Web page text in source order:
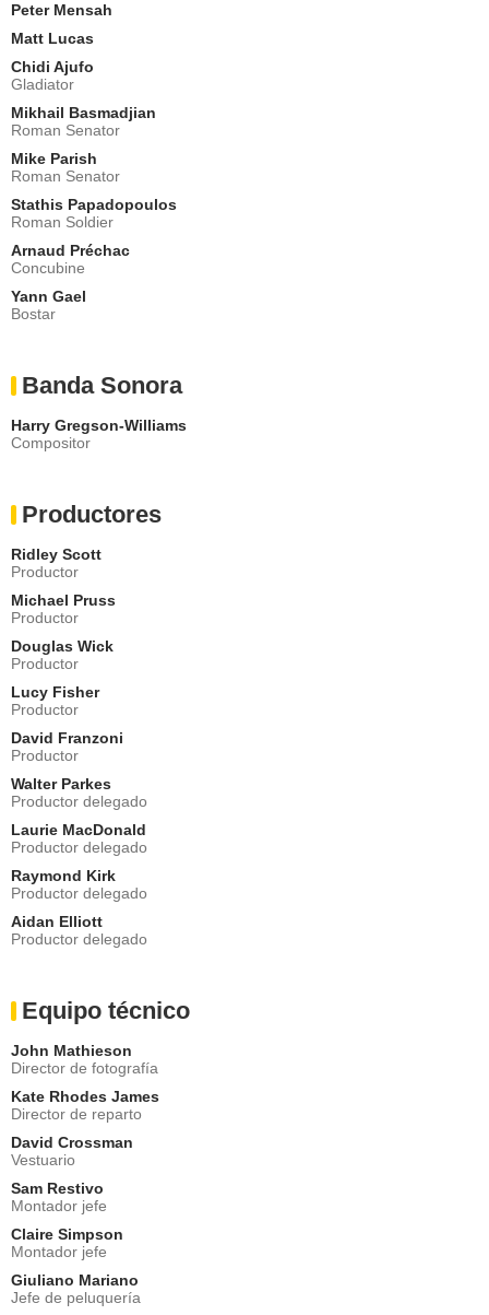
Peter Mensah
Matt Lucas
Chidi Ajufo
Gladiator
Mikhail Basmadjian
Roman Senator
Mike Parish
Roman Senator
Stathis Papadopoulos
Roman Soldier
Arnaud Préchac
Concubine
Yann Gael
Bostar
Banda Sonora
Harry Gregson-Williams
Compositor
Productores
Ridley Scott
Productor
Michael Pruss
Productor
Douglas Wick
Productor
Lucy Fisher
Productor
David Franzoni
Productor
Walter Parkes
Productor delegado
Laurie MacDonald
Productor delegado
Raymond Kirk
Productor delegado
Aidan Elliott
Productor delegado
Equipo técnico
John Mathieson
Director de fotografía
Kate Rhodes James
Director de reparto
David Crossman
Vestuario
Sam Restivo
Montador jefe
Claire Simpson
Montador jefe
Giuliano Mariano
Jefe de peluquería